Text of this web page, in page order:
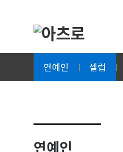
연예인 셀럽
연예인